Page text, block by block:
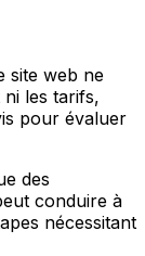
site web ne
les tarifs,
pour évaluer
des
conduire à
nécessitant